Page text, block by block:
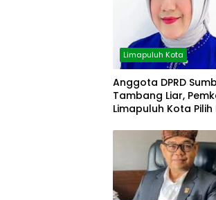
Limapuluh Kota
Anggota DPRD
Tambang Liar,
Limapuluh Kota Pilih